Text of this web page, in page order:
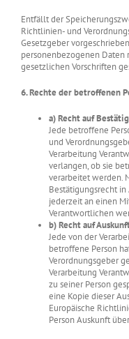
Entfällt der
Richtlinien- und
Gesetzgeber
personenbezogenen
gesetzlichen Vorschriften
6. Rechte der betroffenen
a) Recht auf
Jede betroffene
und
Verarbeitung
verlangen, ob sie
verarbeitet werden.
Bestätigungsrecht
jederzeit an einen
Verantwortlichen
b) Recht auf
Jede von der
betroffene Person
Verordnungsgeber
Verarbeitung
zu seiner Person
eine Kopie dieser
Europäische
Person Auskunft